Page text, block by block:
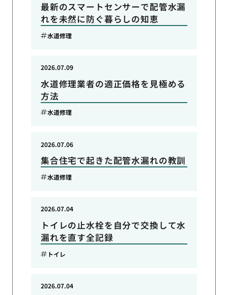
最新のスマートセンサーで配管水漏
れを未然に防ぐ暮らしの知恵
水道修理
水道修理業者の適正価格を見極める
方法
2026.07.09
水道修理
集合住宅で起きた配管水漏れの教訓
2026.07.06
水道修理
トイレの止水栓を自分で交換して水
漏れを直す全記録
2026.07.04
トイレ
2026.07.04